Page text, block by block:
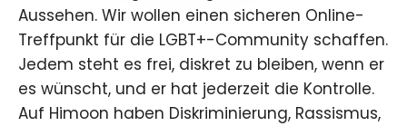
Aussehen. Wir wollen einen sicheren Online-
Treffpunkt für die LGBT+-Community schaffen.
Jedem steht es frei, diskret zu bleiben, wenn er
es wünscht, und er hat jederzeit die Kontrolle.
Auf Himoon haben Diskriminierung, Rassismus,